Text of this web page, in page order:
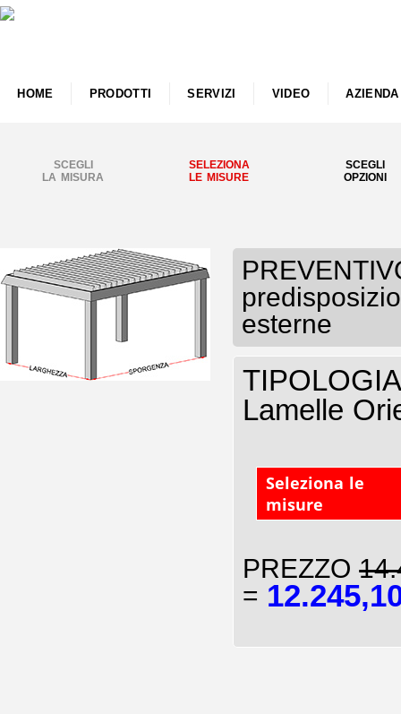
HOME PRODOTTI SERVIZI VIDEO AZIENDA
SCEGLI
LA MISURA
SELEZIONA
LE MISURE
SCEGLI
OPZIONI
esterne
Lamelle
Seleziona le
misure
PREZZO
=